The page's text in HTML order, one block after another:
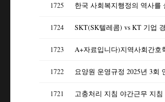
1725 한국 사회복지행정의 역사를
1724 SKT(SK텔레콤) vs KT 기업
1723
1722 요양원 운영규정 2025년 3회
1721